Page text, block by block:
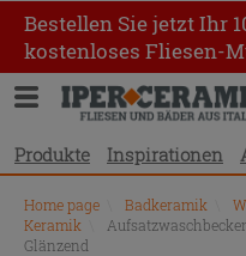
Bestellen Sie jetzt Ihr
kostenloses Fliesen-
Produkte Inspirationen
Home page Badkeramik
Keramik
Glänzend